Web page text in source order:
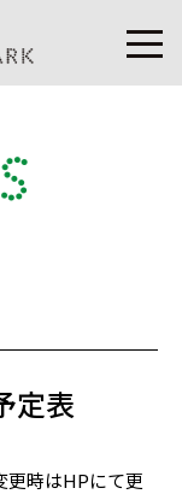
定表
時はHPにて更